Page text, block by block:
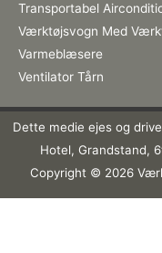
Transportabel
Værktøjsvogn Med
Varmeblæsere
Ventilator Tårn
Dette medie ejes og
Hotel, Grandstand,
Copyright © 2026